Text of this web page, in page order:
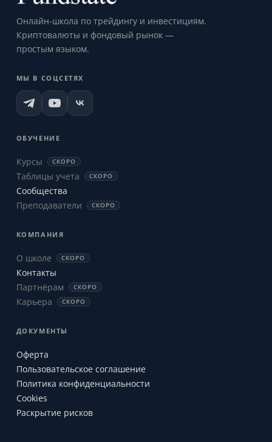
Онлайн-школа по трейдингу и инвестициям.
Криптовалюты и фондовый рынок —
простым языком.
МЫ В СОЦСЕТЯХ
ОБУЧЕНИЕ
Курсы СКОРО
Таблицы учета СКОРО
Сообщества
Преподаватели
СКОРО
КОМПАНИЯ
О школе СКОРО
Контакты
Партнёрам
СКОРО
Карьера СКОРО
ДОКУМЕНТЫ
Оферта
Пользовательское соглашение
Политика конфиденциальности
Cookies
Раскрытие рисков